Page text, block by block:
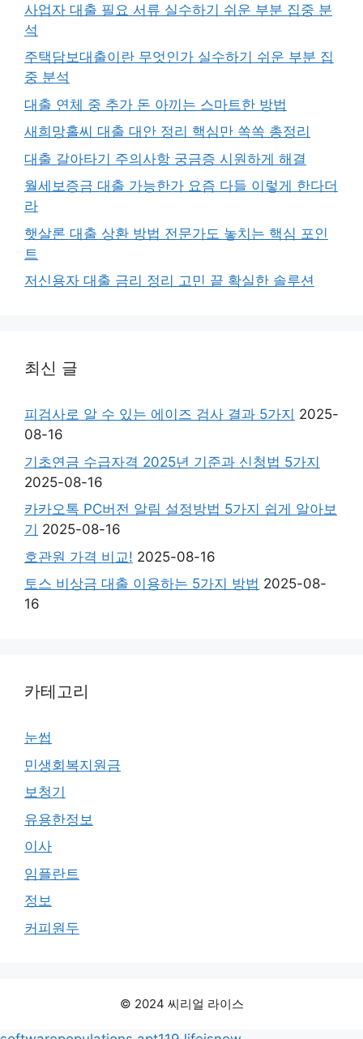
사업자 대출 필요 서류 실수하기 쉬운 부분 집중 분
석
주택담보대출이란 무엇인가 실수하기 쉬운 부분 집
중 분석
대출 연체 중 추가 돈 아끼는 스마트한 방법
새희망홀씨 대출 대안 정리 핵심만 쏙쏙 총정리
대출 갈아타기 주의사항 궁금증 시원하게 해결
월세보증금 대출 가능한가 요즘 다들 이렇게 한다더
라
햇살론 대출 상환 방법 전문가도 놓치는 핵심 포인
트
저신용자 대출 금리 정리 고민 끝 확실한 솔루션
최신 글
피검사로 알 수 있는 에이즈 검사 결과 5가지 2025-
08-16
기초연금 수급자격 2025년 기준과 신청법 5가지
2025-08-16
카카오톡 PC버전 알림 설정방법 5가지 쉽게 알아보
기 2025-08-16
호관원 가격 비교! 2025-08-16
토스 비상금 대출 이용하는 5가지 방법 2025-08-
16
카테고리
눈썹
민생회복지원금
보청기
유용한정보
이사
임플란트
정보
커피원두
© 2024 씨리얼 라이스